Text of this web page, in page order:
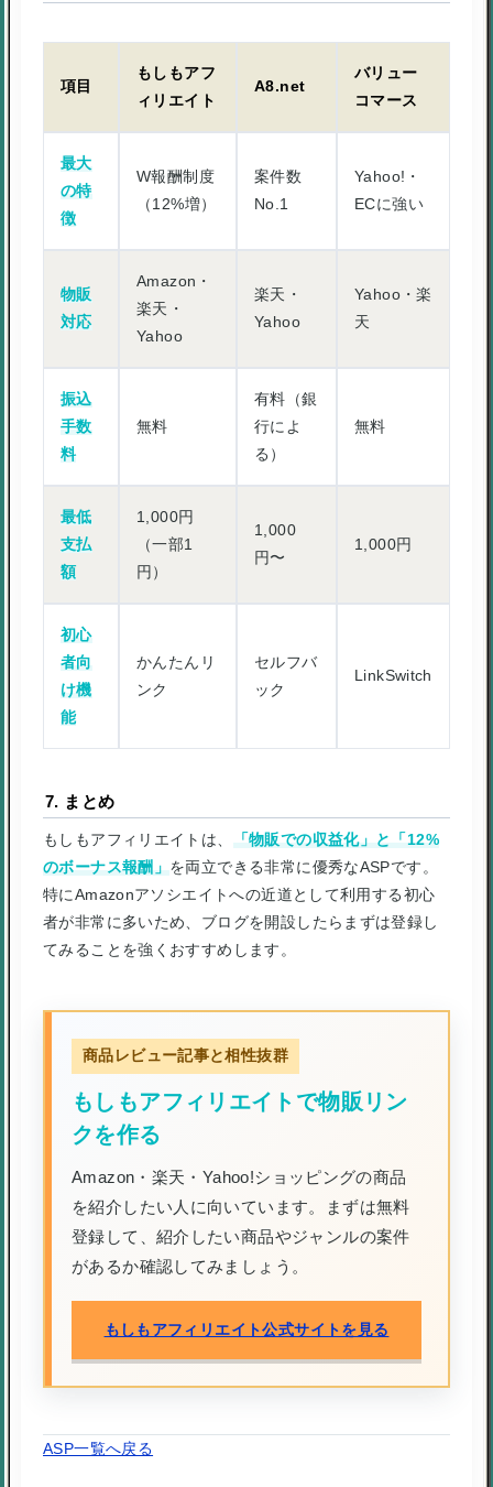
項目
もしもアフ
ィリエイト
A8.net
バリュー
コマース
最大
の特
徴
W報酬制度
（12%増）
案件数
No.1
Yahoo!・
ECに強い
物販
対応
Amazon・
楽天・
Yahoo
楽天・
Yahoo
Yahoo・楽
天
振込
手数
料
無料
有料（銀
行によ
る）
無料
最低
支払
額
1,000円
（一部1
円）
1,000
円〜
1,000円
初心
者向
け機
能
かんたんリ
ンク
セルフバ
ック
LinkSwitch
7. まとめ
もしもアフィリエイトは、 「物販での収益化」と「12%
のボーナス報酬」を両立できる非常に優秀なASPです。
特にAmazonアソシエイトへの近道として利用する初心
者が非常に多いため、ブログを開設したらまずは登録し
てみることを強くおすすめします。
商品レビュー記事と相性抜群
もしもアフィリエイトで物販リン
クを作る
Amazon・楽天・Yahoo!ショッピングの商品
を紹介したい人に向いています。まずは無料
登録して、紹介したい商品やジャンルの案件
があるか確認してみましょう。
もしもアフィリエイト公式サイトを見る
ASP一覧へ戻る